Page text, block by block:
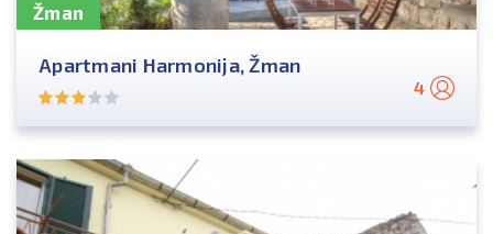
Žman
Apartmani Harmonija, Žman
4